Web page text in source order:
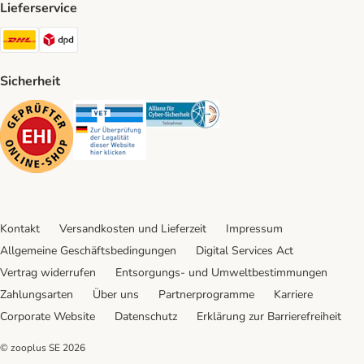
Lieferservice
DHL Shipping Method
Sicherheit
Security Security Security
Kontakt Versandkosten und Lieferzeit
Impressum
Allgemeine Geschäftsbedingungen
Digital Services Act
Vertrag widerrufen
Entsorgungs- und Umweltbestimmungen
Zahlungsarten
Über uns Partnerprogramme
Karriere
Corporate Website
Datenschutz Erklärung zur Barrierefreiheit
© zooplus SE 2026